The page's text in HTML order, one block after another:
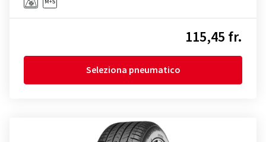
115,45 fr.
Seleziona pneumatico